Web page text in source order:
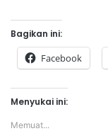
Bagikan ini:
Facebook
Menyukai ini:
Memuat...